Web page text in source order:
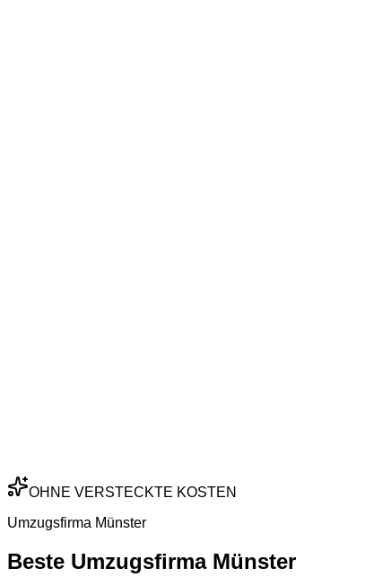
OHNE VERSTECKTE KOSTEN
Umzugsfirma Münster
Beste Umzugsfirma Münster